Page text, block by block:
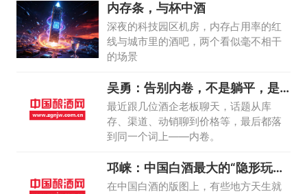
内存条，与杯中酒
深夜的科技园区机房，内存占用率的红
线与城市里的酒吧，两个看似毫不相干
的场景
吴勇：告别内卷，不是躺平，是
修内功
最近跟几位酒企老板聊天，话题从库
存、渠道、动销聊到价格等，最后都落
到同一个词上——内卷。
邛崃：中国白酒最大的“隐形玩
家”，正在走
在中国白酒的版图上，有些地方天生就